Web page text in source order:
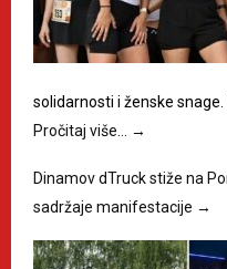
solidarnosti i ženske
Pročitaj više… →
Dinamov dTruck stiže na
sadržaje manifestacije →